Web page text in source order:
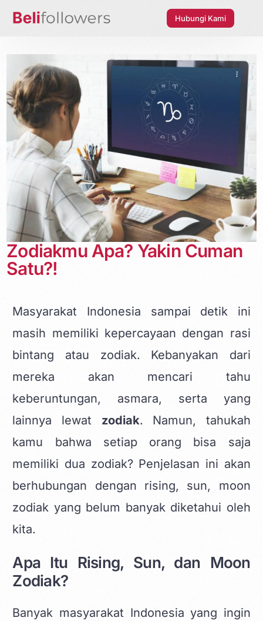
Hubungi Kami
Zodiakmu Apa? Yakin Cuman
Satu?!
Masyarakat Indonesia sampai detik ini
masih memiliki kepercayaan dengan rasi
bintang atau zodiak. Kebanyakan dari
mereka akan mencari tahu
keberuntungan, asmara, serta yang
lainnya lewat zodiak. Namun, tahukah
kamu bahwa setiap orang bisa saja
memiliki dua zodiak? Penjelasan ini akan
berhubungan dengan rising, sun, moon
zodiak yang belum banyak diketahui oleh
kita.
Apa Itu Rising, Sun, dan Moon
Zodiak?
Banyak masyarakat Indonesia yang ingin